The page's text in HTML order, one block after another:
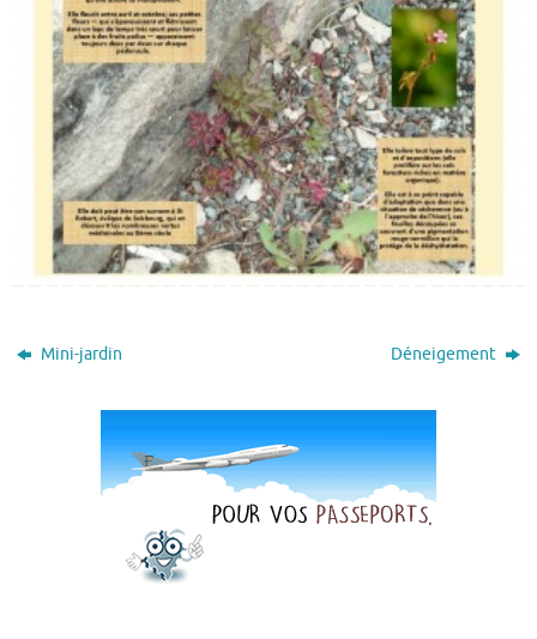
Mini-jardin Déneigement